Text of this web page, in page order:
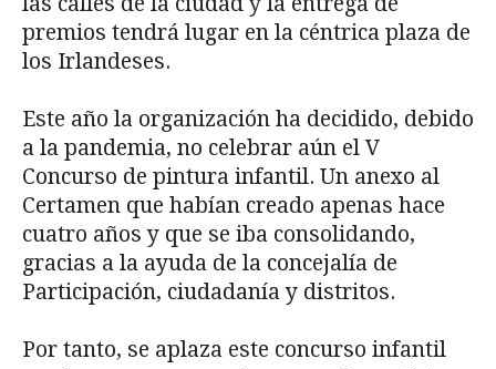
premios tendrá lugar en la céntrica plaza de
los Irlandeses.
Este año la organización ha decidido, debido
a la pandemia, no celebrar aún el V
Concurso de pintura infantil. Un anexo al
Certamen que habían creado apenas hace
cuatro años y que se iba consolidando,
gracias a la ayuda de la concejalía de
Participación, ciudadanía y distritos.
Por tanto, se aplaza este concurso infantil